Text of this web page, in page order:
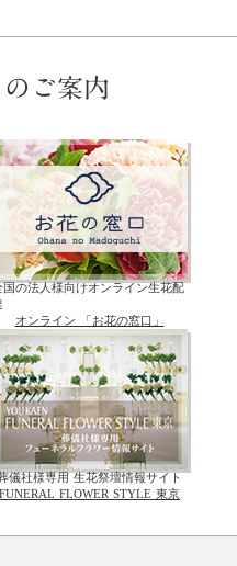
ご案内
国の法人様向けオンライン生花配
オンライン 「お花の窓口」
儀社様専用 生花祭壇情報サイト
FUNERAL FLOWER STYLE 東京